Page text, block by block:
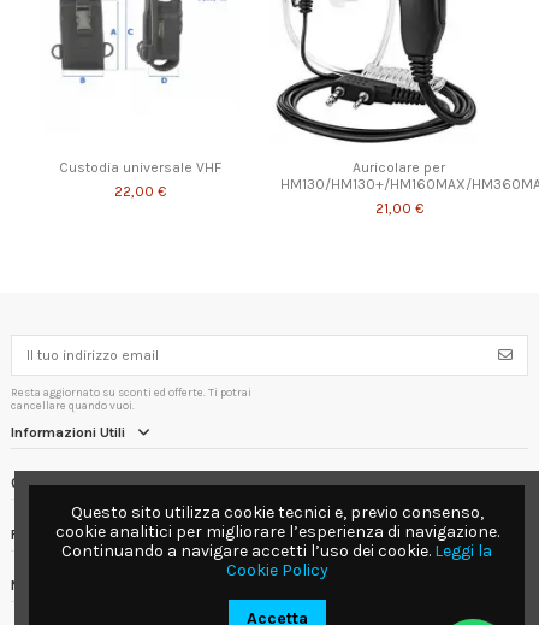
Custodia universale VHF
22,00 €
Auricolare per
HM130/HM130+/HM160MAX/
21,00 €
Resta aggiornato su sconti ed offerte. Ti potrai
cancellare quando vuoi.
Informazioni Utili
Contact us
Follow us
Newsletter
Questo sito utilizza cookie tecnici e, previo consenso,
cookie analitici per migliorare l’esperienza di navigazione.
Continuando a navigare accetti l’uso dei cookie. Leggi la
Cookie Policy
Accetta